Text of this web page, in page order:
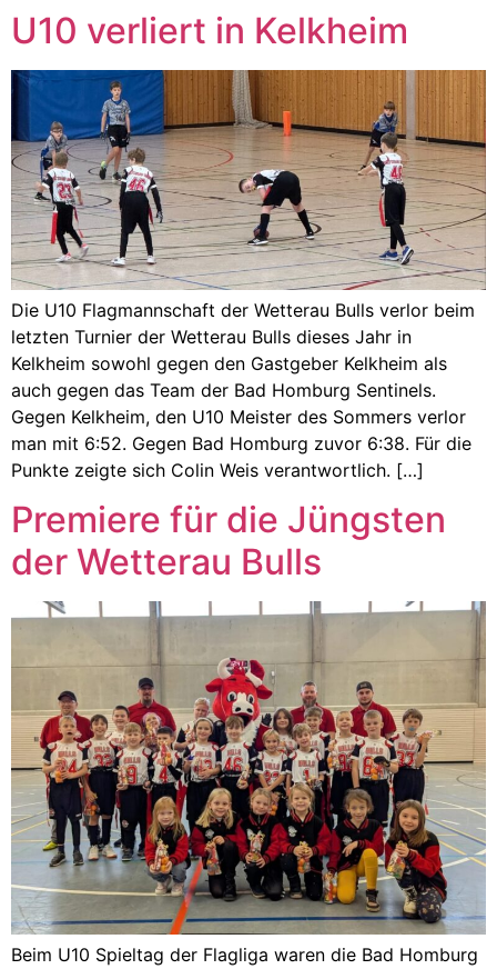
U10 verliert in Kelkheim
Die U10 Flagmannschaft der Wetterau Bulls verlor beim
letzten Turnier der Wetterau Bulls dieses Jahr in
Kelkheim sowohl gegen den Gastgeber Kelkheim als
auch gegen das Team der Bad Homburg Sentinels.
Gegen Kelkheim, den U10 Meister des Sommers verlor
man mit 6:52. Gegen Bad Homburg zuvor 6:38. Für die
Punkte zeigte sich Colin Weis verantwortlich. […]
Premiere für die Jüngsten
der Wetterau Bulls
Beim U10 Spieltag der Flagliga waren die Bad Homburg